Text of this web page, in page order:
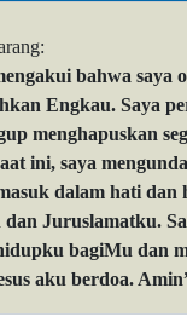
bahwa saya
Engkau. Saya
menghapuskan
ini, saya
dalam hati dan
Juruslamatku.
bagiMu dan
aku berdoa.